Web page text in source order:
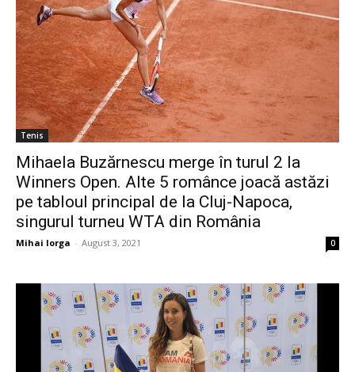
Tenis
Mihaela Buzărnescu merge în turul 2 la
Winners Open. Alte 5 românce joacă astăzi
pe tabloul principal de la Cluj-Napoca,
singurul turneu WTA din România
Mihai Iorga - August 3, 2021 0